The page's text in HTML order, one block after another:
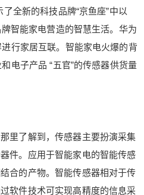
全新的科技品牌“京鱼座”中以
智能家电营造的智慧生活。华为
行家居互联。智能家电火爆的背
电子产品 “五官”的传感器供货量
里了解到，传感器主要扮演采集
件。应用于智能家电的智能传感
合的产物。智能传感器相对于传
软件技术可实现高精度的信息采
2020年底用户连接人数达
猫签订IoT合作协议，双方
科技品牌“京鱼座”中以
多品牌智能家电营造的智
寸和75英寸智慧屏进行家
的传感器供货量增加、应
到，传感器主要扮演采集
号的器件。应用于智能家
成化与微处理机相结合的
传统传感器具有很多优